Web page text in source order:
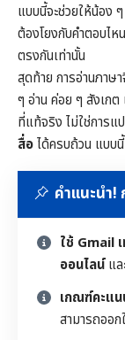
แบบนี้จะช่วยให้น้อง ๆ
ต้องโยงกับคำตอบไห
ตรงกันเท่านั้น
สุดท้าย การอ่านภาษา
ๆ อ่าน ค่อย ๆ สังเกต
ที่แท้จริง ไม่ใช่การแ
สื่อได้ครบถ้วน แบบ
คำแนะนำ
ใช้ Gmail
ออนไลน์แล
เกณฑ์คะแ
สามารถออ